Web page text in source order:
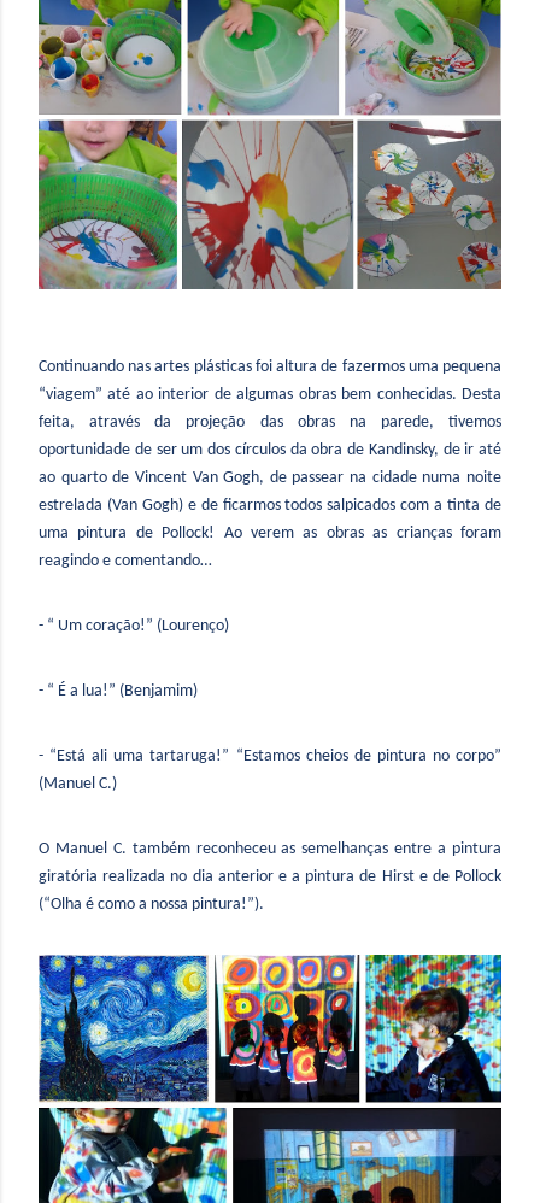
Continuando nas artes plásticas foi altura de fazermos uma pequena
“viagem” até ao interior de algumas obras bem conhecidas. Desta
feita, através da projeção das obras na parede, tivemos
oportunidade de ser um dos círculos da obra de Kandinsky, de ir até
ao quarto de Vincent Van Gogh, de passear na cidade numa noite
estrelada (Van Gogh) e de ficarmos todos salpicados com a tinta de
uma pintura de Pollock! Ao verem as obras as crianças foram
reagindo e comentando…
- “ Um coração!” (Lourenço)
- “ É a lua!” (Benjamim)
- “Está ali uma tartaruga!” “Estamos cheios de pintura no corpo”
(Manuel C.)
O Manuel C. também reconheceu as semelhanças entre a pintura
giratória realizada no dia anterior e a pintura de Hirst e de Pollock
(“Olha é como a nossa pintura!”).